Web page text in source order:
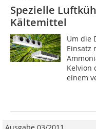
Spezielle
Kältemittel
Um die
Einsatz
Kelvion
einem